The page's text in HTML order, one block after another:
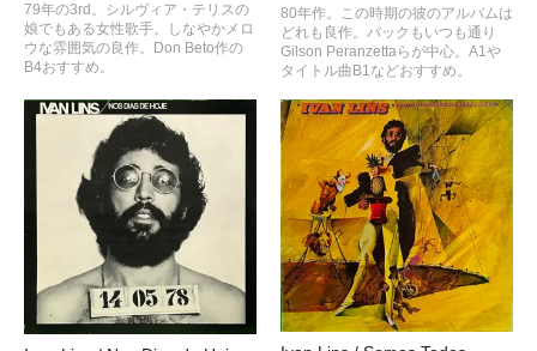
79年の3rd。シルヴィア・テリスの
娘でもある女性歌手。しなやかメロ
ウな雰囲気の良作。Don Beto作の
B4おすすめ。
80年作。この時期の彼のアルバムは
どれも良作。バックもいつも通り
Gilson Peranzettaらが中心。A1や
タイトル曲B1などおすすめ。